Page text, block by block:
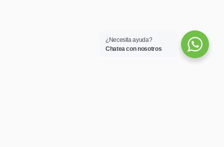
¿Necesita ayuda?
Chatea con nosotros